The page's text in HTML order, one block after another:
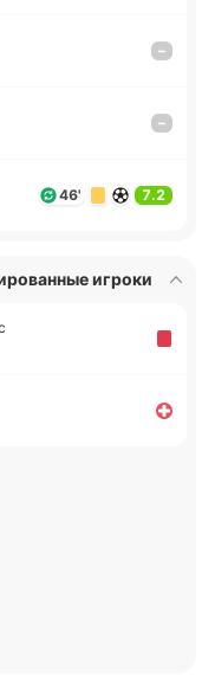
–
–
46' 7.2
игроки